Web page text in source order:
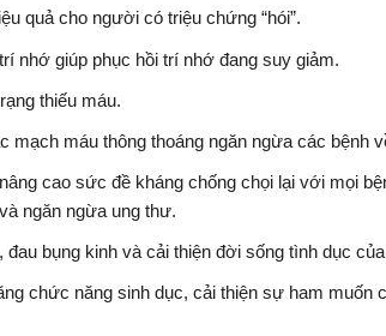
quả cho người có triệu chứng “hói”.
nhớ giúp phục hồi trí nhớ đang suy giảm.
thiếu máu.
mạch máu thông thoáng ngăn ngừa các bệnh
cao sức đề kháng chống chọi lại với mọi
ngăn ngừa ung thư.
bụng kinh và cải thiện đời sống tình dục
chức năng sinh dục, cải thiện sự ham muốn